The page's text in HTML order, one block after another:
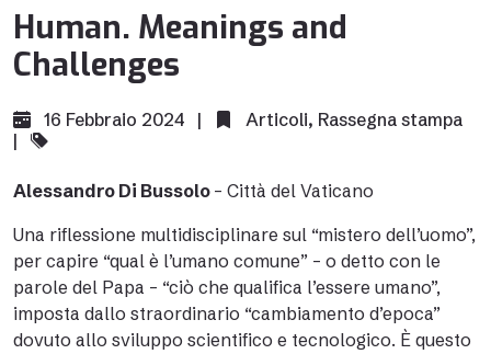
Human. Meanings and
Challenges
16 Febbraio 2024 | Articoli, Rassegna stampa
|
Alessandro Di Bussolo – Città del Vaticano
Una riflessione multidisciplinare sul “mistero dell’uomo”,
per capire “qual è l’umano comune” – o detto con le
parole del Papa – “ciò che qualifica l’essere umano”,
imposta dallo straordinario “cambiamento d’epoca”
dovuto allo sviluppo scientifico e tecnologico. È questo